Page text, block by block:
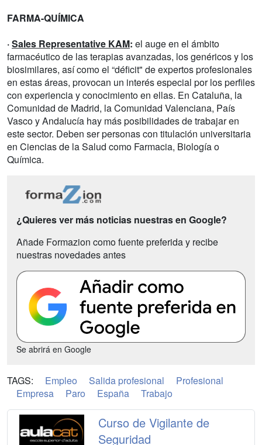
FARMA-QUÍMICA
·Sales Representative KAM: el auge en el ámbito
farmacéutico de las terapias avanzadas, los genéricos y los
biosimilares, así como el “déficit" de expertos profesionales
en estas áreas, provocan un interés especial por los perfiles
con experiencia y conocimiento en ellas. En Cataluña, la
Comunidad de Madrid, la Comunidad Valenciana, País
Vasco y Andalucía hay más posibilidades de trabajar en
este sector. Deben ser personas con titulación universitaria
en Ciencias de la Salud como Farmacia, Biología o
Química.
¿Quieres ver más noticias nuestras en Google?
Añade Formazion como fuente preferida y recibe
nuestras novedades antes
Se abrirá en Google
TAGS: Empleo Salida profesional
Profesional
Empresa
Paro España Trabajo
Curso de Vigilante de
Seguridad